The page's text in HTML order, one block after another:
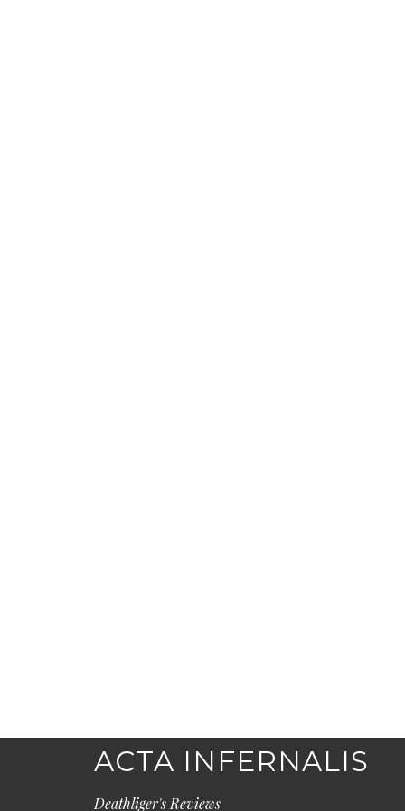
ACTA INFERNALIS
Deathliger's Reviews